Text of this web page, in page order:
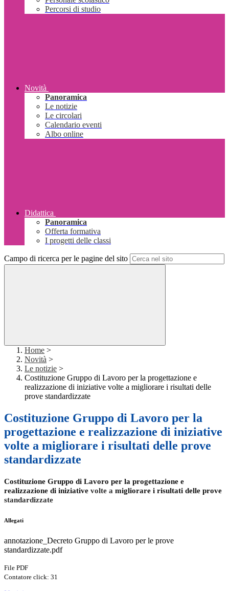
Percorsi di studio
Novità
Panoramica
Le notizie
Le circolari
Calendario eventi
Albo online
Didattica
Panoramica
Offerta formativa
I progetti delle classi
Campo di ricerca per le pagine del sito
Home >
Novità >
Le notizie >
Costituzione Gruppo di Lavoro per la progettazione e
realizzazione di iniziative volte a migliorare i risultati delle
prove standardizzate
Costituzione Gruppo di Lavoro per la
progettazione e realizzazione di iniziative
volte a migliorare i risultati delle prove
standardizzate
Costituzione Gruppo di Lavoro per la progettazione e
realizzazione di iniziative volte a migliorare i risultati delle prove
standardizzate
Allegati
annotazione_Decreto Gruppo di Lavoro per le prove
standardizzate.pdf
File PDF
Contatore click: 31